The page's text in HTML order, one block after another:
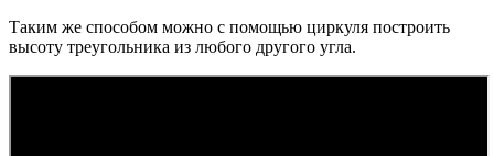
Таким же способом можно с помощью циркуля построить
высоту треугольника из любого другого угла.